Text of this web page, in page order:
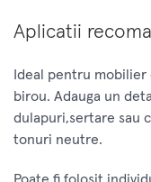
Aplicatii
Ideal pentru
birou. Adauga un
dulapuri,sertare sau
tonuri neutre.